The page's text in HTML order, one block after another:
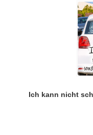
Ich kann nicht